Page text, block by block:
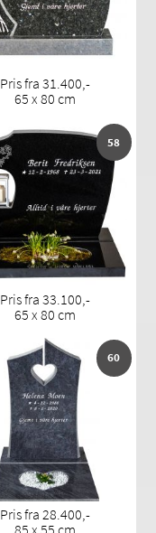
Pris fra 31.400,-
65 x 80 cm
58
Pris fra 33.100,-
65 x 80 cm
60
Pris fra 28.400,-